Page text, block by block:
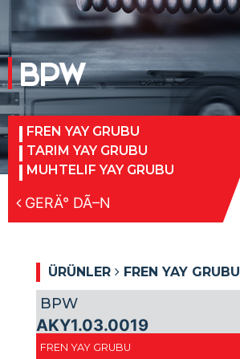
BPW
FREN YAY GRUBU
TARIM YAY GRUBU
MUHTELIF YAY GRUBU
GERÄ° DÃ–N
ÜRÜNLER FREN YAY GRUBU
BPW
AKY1.03.0019
FREN YAY GRUBU